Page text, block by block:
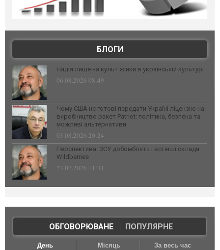
БЛОГИ
Надія лише на культ жінки в українській культурі
06.08.2026 08:49
Чому США не готові передати Україні ліцензію на
виробництво ракет Patriot: політика, безпека та
можливі альтернативи
03.08.2026 20:24
Перспектива: ЗСУ добомблять і всі інші склади
Wildberries
23.07.2026 11:31
ОБГОВОРЮВАНЕ| ПОПУЛЯРНЕ
День Місяць За весь час